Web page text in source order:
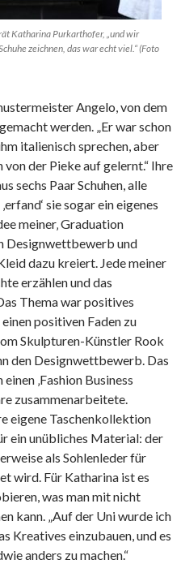
Katharina Purkarthofer, „und wir
zeichnen, das war echt viel.“ (Foto
Angelo, von dem
werden. „Er war schon
italienisch sprechen, aber
der Pieke auf gelernt.“ Ihre
sechs Paar Schuhen, alle
sie sogar ein eigenes
meiner‚ Graduation
Designwettbewerb und
dazu kreiert. Jede meiner
erzählen und das
Thema war positives
positiven Faden zu
Skulpturen-Künstler Rook
den Designwettbewerb. Das
‚Fashion Business
zusammenarbeitete.
eigene Taschenkollektion
ein unübliches Material: der
als Sohlenleder für
wird. Für Katharina ist es
was man mit nicht
kann. „Auf der Uni wurde ich
Kreatives einzubauen, und es
anders zu machen.“